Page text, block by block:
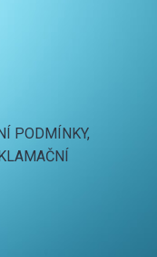
PODMÍNKY,